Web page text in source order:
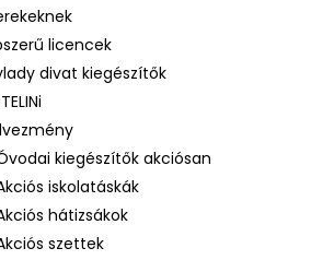
licencek
divat kiegészítők
kiegészítők akciósan
iskolatáskák
hátizsákok
szettek